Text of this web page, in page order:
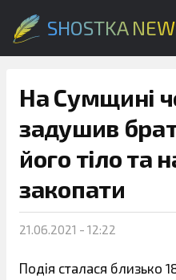
SHOSTKA
На Сумщині
задушив
його тіло та
закопати
21.06.2021 - 12:22
Подія сталася близько